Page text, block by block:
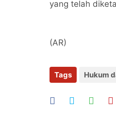
yang telah
(AR)
Tags Hukum